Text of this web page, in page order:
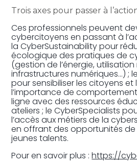
Trois axes pour passer à
Ces professionnels peuvent
cybercitoyens en passant à
la CyberSustainability pour
écologique des pratiques de
(gestion de l’énergie,
infrastructures numériques…) ;
pour sensibiliser les citoyens et
l’importance de
ligne avec des ressources
ateliers ; le CyberSpecialists
l’accès aux métiers de la
en offrant des opportunités
jeunes talents.
Pour en savoir plus :https://